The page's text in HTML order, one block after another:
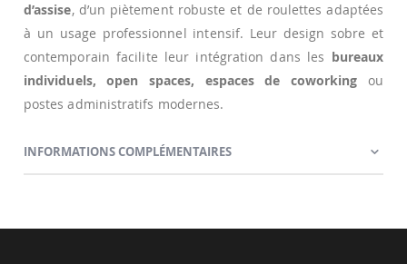
d’assise, d’un piètement robuste et de roulettes adaptées
à un usage professionnel intensif. Leur design sobre et
contemporain facilite leur intégration dans les bureaux
individuels, open spaces, espaces de coworking ou
postes administratifs modernes.
INFORMATIONS COMPLÉMENTAIRES